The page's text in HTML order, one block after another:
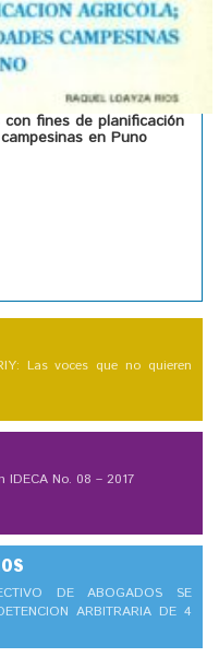
fines de planificación
en Puno
Las voces que no quieren
IDECA No. 08 – 2017
DE ABOGADOS SE
ARBITRARIA DE 4